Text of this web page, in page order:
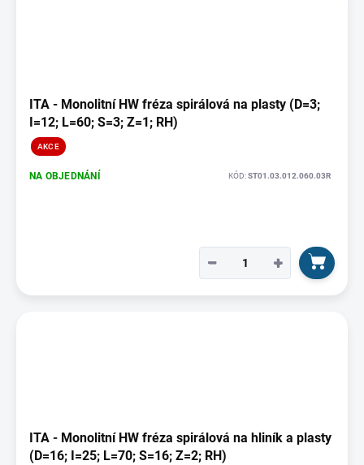
ITA - Monolitní HW fréza spirálová na plasty (D=3;
I=12; L=60; S=3; Z=1; RH)
AKCE
NA OBJEDNÁNÍ KÓD:ST01.03.012.060.03R
+
−
ITA - Monolitní HW fréza spirálová na hliník a plasty
(D=16; I=25; L=70; S=16; Z=2; RH)